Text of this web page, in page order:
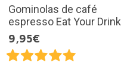
Gominolas de café
espresso Eat Your Drink
9,95€